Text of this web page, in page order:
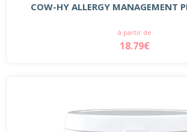
COW-HY ALLERGY MANAGEMENT
à partir de
18.79€